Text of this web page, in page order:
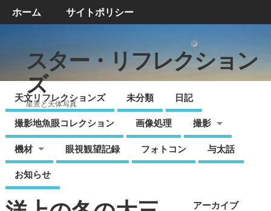
ホーム サイトポリシー
スター・リフレクション
ズ
星景と天体写真
天文リフレクションズ 未分類 日記
撮影地魚眼コレクション 画像処理 撮影
機材 眼視観望記録 フォトコン 与太話
お知らせ
アーカイブ